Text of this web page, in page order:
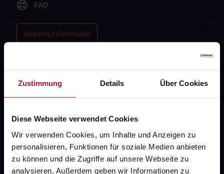
Zustimmung Details Über Cookies
Diese Webseite verwendet Cookies
Wir verwenden Cookies, um Inhalte und Anzeigen zu
personalisieren, Funktionen für soziale Medien anbieten
zu können und die Zugriffe auf unsere Webseite zu
analysieren. Außerdem geben wir Informationen zu
FAQ
Widerrufsformular
gesund.de
Karriere
Newsletter
Barrierefreiheitserklärung